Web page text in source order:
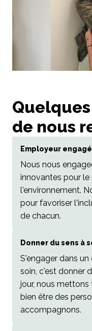
de nous
Employeur engagé
Nous nous
innovantes pour
l'environnement.
pour favoriser
de chacun.
Donner du sens à
S'engager dans
soin, c'est donner
jour, nous
bien être des
accompagnons.